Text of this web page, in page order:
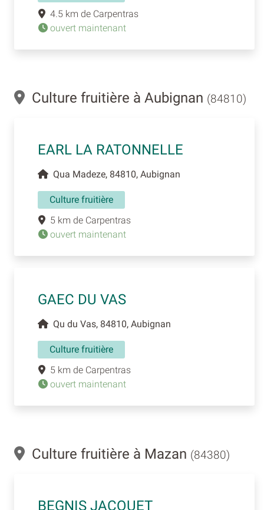
4.5 km de Carpentras
ouvert maintenant
Culture fruitière à Aubignan (84810)
EARL LA RATONNELLE
Qua Madeze, 84810, Aubignan
Culture fruitière
5 km de Carpentras
ouvert maintenant
GAEC DU VAS
Qu du Vas, 84810, Aubignan
Culture fruitière
5 km de Carpentras
ouvert maintenant
Culture fruitière à Mazan (84380)
BEGNIS JACQUET